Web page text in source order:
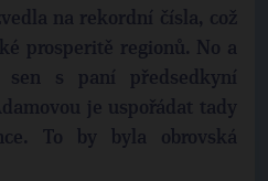
na rekordní čísla, což
prosperitě regionů. No a
sen s paní předsedkyní
je uspořádat tady
To by byla obrovská